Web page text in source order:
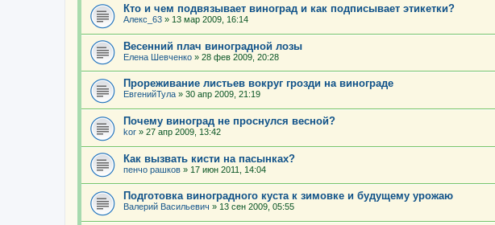
Кто и чем подвязывает виноград и как подписывает этикетки?
Алекс_63 » 13 мар 2009, 16:14
Весенний плач виноградной лозы
Елена Шевченко » 28 фев 2009, 20:28
Прореживание листьев вокруг грозди на винограде
ЕвгенийТула » 30 апр 2009, 21:19
Почему виноград не проснулся весной?
kor » 27 апр 2009, 13:42
Как вызвать кисти на пасынках?
пенчо рашков » 17 июн 2011, 14:04
Подготовка виноградного куста к зимовке и будущему урожаю
Валерий Васильевич » 13 сен 2009, 05:55